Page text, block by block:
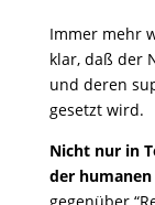
Immer mehr
klar, daß der
und deren
gesetzt wird.
Nicht nur in
der